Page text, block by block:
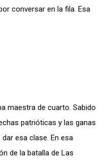
conversar en la fila. Esa
maestra de cuarto. Sabido
patrióticas y las ganas
esa clase. En esa
de la batalla de Las